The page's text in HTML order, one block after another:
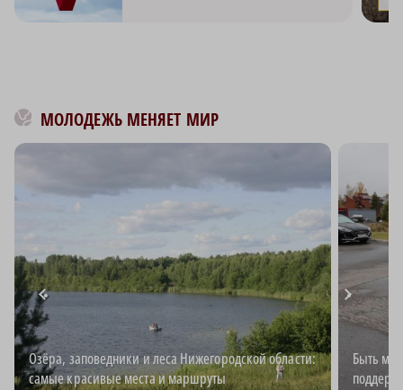
МОЛОДЕЖЬ МЕНЯЕТ МИР
Озёра, заповедники и леса Нижегородской области:
самые красивые места и маршруты
Быть